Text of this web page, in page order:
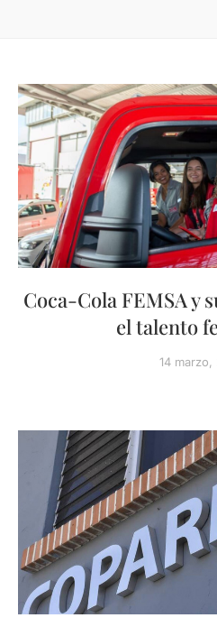
Coca-Cola FEMSA y
el talento
14 marzo,